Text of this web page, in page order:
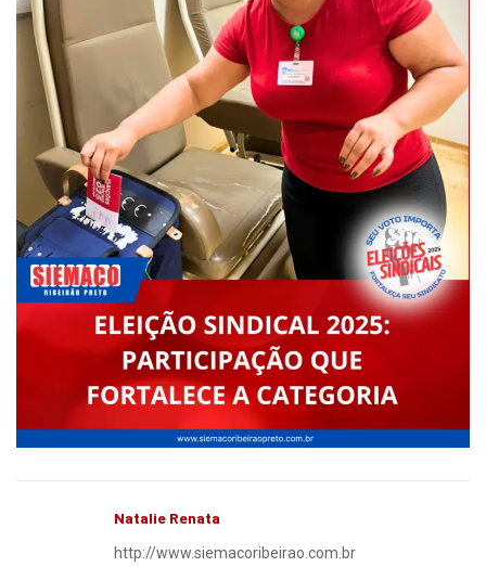
Natalie Renata
http://www.siemacoribeirao.com.br